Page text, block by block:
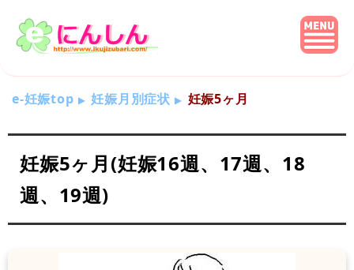
e-妊娠top 妊娠月別症状 妊娠5ヶ月
妊娠5ヶ月(妊娠16週、17週、18
週、19週)